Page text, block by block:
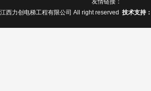
友情链接：
江西力创电梯工程有限公司 All right reserved 技术支持